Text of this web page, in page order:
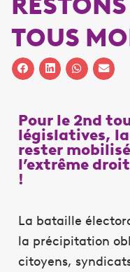
TOUS
Pour le 2nd
législatives,
rester
l’extrême
!
La bataille
la précipitation
citoyens,